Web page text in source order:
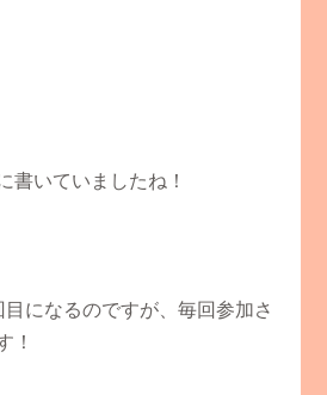
書いていましたね！
になるのですが、毎回参加さ
！